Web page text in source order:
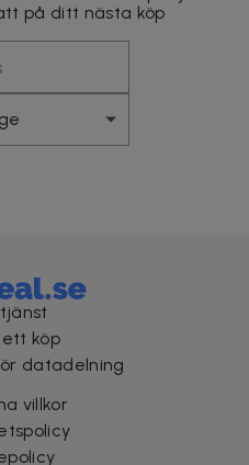
på ditt nästa köp
köp
datadelning
villkor